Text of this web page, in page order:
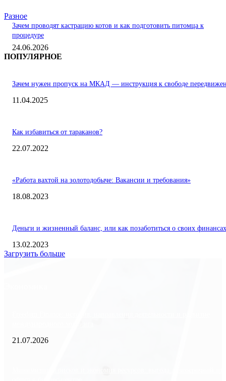
Разное
Зачем проводят кастрацию котов и как подготовить питомца к
процедуре
24.06.2026
ПОПУЛЯРНОЕ
Зачем нужен пропуск на МКАД — инструкция к свободе
11.04.2025
Как избавиться от тараканов?
22.07.2022
«Работа вахтой на золотодобыче: Вакансии и требования»
18.08.2023
Деньги и жизненный баланс, или как позаботиться о своих финансах
13.02.2023
Загрузить больше
21.07.2026